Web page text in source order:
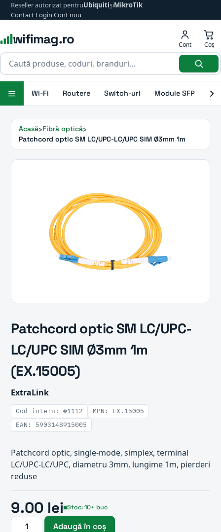
Reseller autorizat pentruUbiquitișiMikroTik
Contact·Login·Cont nou
wifimag.ro Cont Coș
Wi-Fi Routere Switch-uri Module SFP
Acasă Fibră optică
Patchcord optic SM LC/UPC-LC/UPC SIM Ø3mm 1m
Patchcord optic SM LC/UPC-
LC/UPC SIM Ø3mm 1m
(EX.15005)
ExtraLink
Cod intern: #1112
MPN: EX.15005
EAN: 5903148915005
Patchcord optic, single-mode, simplex, terminal
LC/UPC-LC/UPC, diametru 3mm, lungime 1m, pierderi
reduse
9.00 lei Stoc: 10+ buc
Adaugă în coș